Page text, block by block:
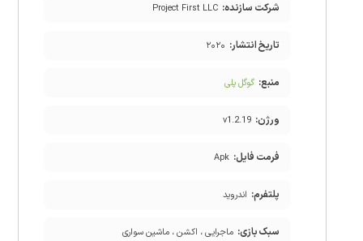
شرکت سازنده: Project First LLC
تاریخ انتشار: ۲۰۲۰
منبع: گوگل پلی
ورژن: v1.2.19
فرمت فایل: Apk
پلتفرم: اندروید
سبک بازی: ماجرایی ، اکشن ، ماشین سواری